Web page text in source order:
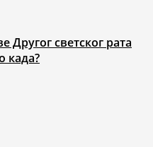
светског рата
када?